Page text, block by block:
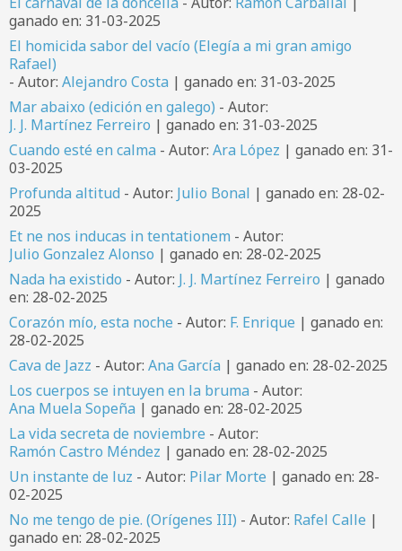
ganado en: 31-03-2025
El homicida sabor del vacío (Elegía a mi gran amigo
Rafael)
- Autor: Alejandro Costa | ganado en: 31-03-2025
Mar abaixo (edición en galego) - Autor:
J. J. Martínez Ferreiro | ganado en: 31-03-2025
Cuando esté en calma - Autor: Ara López | ganado en: 31-
03-2025
Profunda altitud - Autor: Julio Bonal | ganado en: 28-02-
2025
Et ne nos inducas in tentationem - Autor:
Julio Gonzalez Alonso | ganado en: 28-02-2025
Nada ha existido - Autor: J. J. Martínez Ferreiro | ganado
en: 28-02-2025
Corazón mío, esta noche - Autor: F. Enrique | ganado en:
28-02-2025
Cava de Jazz - Autor: Ana García | ganado en: 28-02-2025
Los cuerpos se intuyen en la bruma - Autor:
Ana Muela Sopeña | ganado en: 28-02-2025
La vida secreta de noviembre - Autor:
Ramón Castro Méndez | ganado en: 28-02-2025
Un instante de luz - Autor: Pilar Morte | ganado en: 28-
02-2025
No me tengo de pie. (Orígenes III) - Autor: Rafel Calle |
ganado en: 28-02-2025